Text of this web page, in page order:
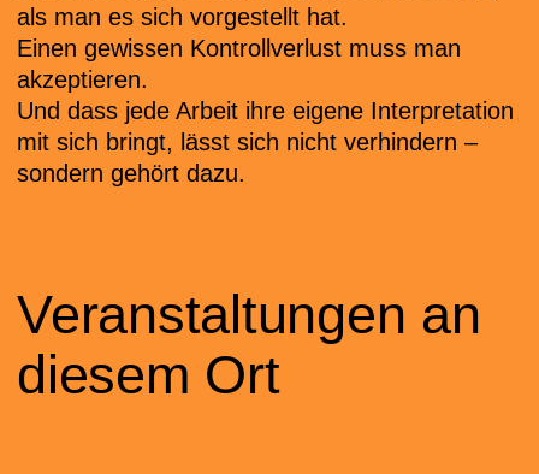
als man es sich vorgestellt hat.
Einen gewissen Kontrollverlust muss man
akzeptieren.
Und dass jede Arbeit ihre eigene Interpretation
mit sich bringt, lässt sich nicht verhindern –
sondern gehört dazu.
Veranstaltungen an
diesem Ort